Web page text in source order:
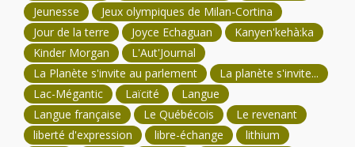
Jeunesse
Jeux olympiques de Milan-Cortina
Jour de la terre
Joyce Echaguan
Kanyen'kehà:ka
Kinder Morgan
L'Aut'Journal
La Planète s'invite au parlement
La planète s'invite...
Lac-Mégantic
Laïcité
Langue
Langue française
Le Québécois
Le revenant
liberté d'expression
libre-échange
lithium